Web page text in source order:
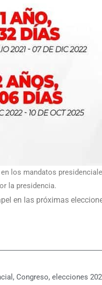
los mandatos
la presidencia.
en las próximas
, Congreso, elecciones